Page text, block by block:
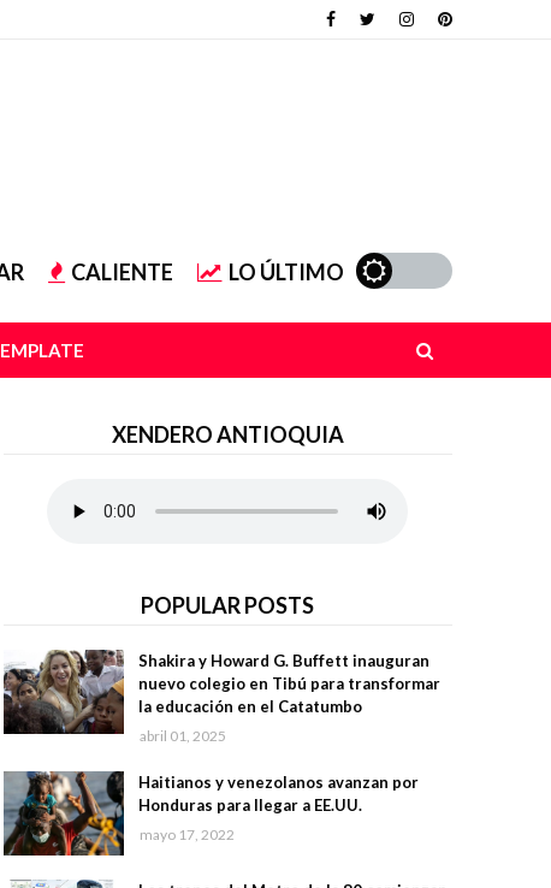
CALIENTE LO ÚLTIMO
XENDERO ANTIOQUIA
POPULAR POSTS
Shakira y Howard G. Buffett inauguran
nuevo colegio en Tibú para transformar
la educación en el Catatumbo
abril 01, 2025
Haitianos y venezolanos avanzan por
Honduras para llegar a EE.UU.
mayo 17, 2022